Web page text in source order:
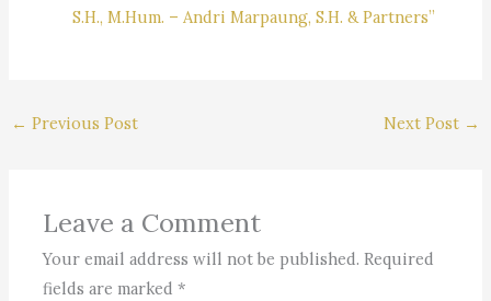
S.H., M.Hum. – Andri Marpaung, S.H. & Partners”
← Previous Post Next Post →
Leave a Comment
Your email address will not be published. Required
fields are marked*